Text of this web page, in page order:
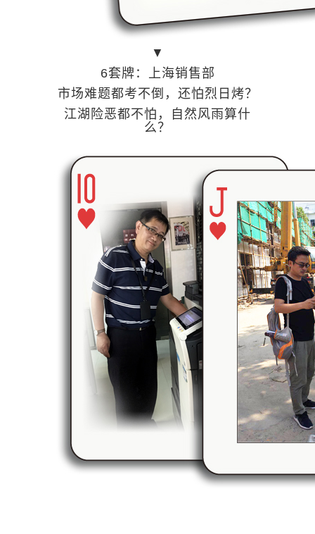
▼
6套牌：上海销售部
市场难题都考不倒，还怕烈日烤？
江湖险恶都不怕，自然风雨算什
么？